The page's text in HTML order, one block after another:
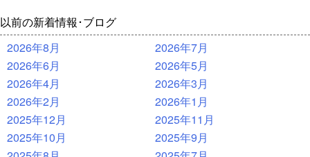
以前の新着情報･ブログ
2026年8月
2026年7月
2026年6月
2026年5月
2026年4月
2026年3月
2026年2月
2026年1月
2025年12月
2025年11月
2025年10月
2025年9月